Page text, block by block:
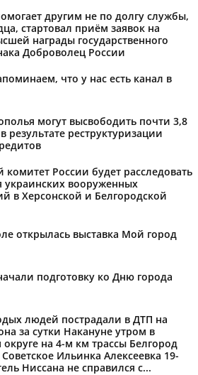
другим не по долгу службы,
стартовал приём заявок на
награды государственного
Доброволец России
что у нас есть канал в
могут высвободить почти 3,8
результате реструктуризации
комитет России будет расследовать
украинских вооруженных
в Херсонской и Белгородской
открылась выставка Мой город
подготовку ко Дню города
людей пострадали в ДТП на
за сутки Накануне утром в
округе на 4-м км трассы Белгород
Ильинка Алексеевка 19-
Ниссана не справился с...